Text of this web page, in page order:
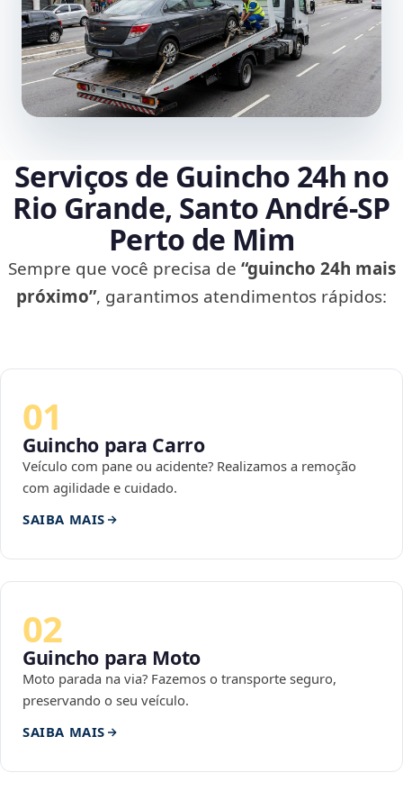
Serviços de Guincho 24h no
Rio Grande, Santo André‑SP
Perto de Mim
Sempre que você precisa de “guincho 24h mais
próximo”, garantimos atendimentos rápidos:
01
Guincho para Carro
Veículo com pane ou acidente? Realizamos a remoção
com agilidade e cuidado.
SAIBA MAIS
02
Guincho para Moto
Moto parada na via? Fazemos o transporte seguro,
preservando o seu veículo.
SAIBA MAIS